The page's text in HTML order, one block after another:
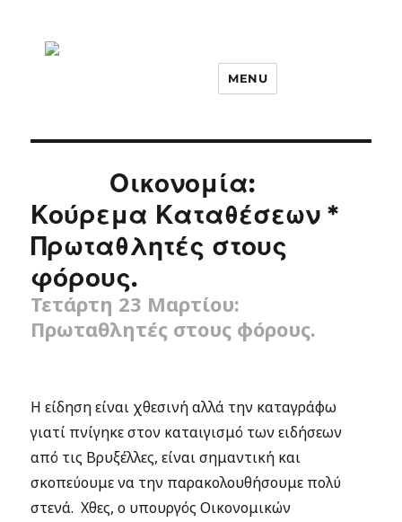
MENU
Οικονομία:
Κούρεμα Καταθέσεων *
Πρωταθλητές στους
φόρους.
Τετάρτη 23 Μαρτίου:
Πρωταθλητές στους φόρους.
Η είδηση είναι χθεσινή αλλά την καταγράφω
γιατί πνίγηκε στον καταιγισμό των ειδήσεων
από τις Βρυξέλλες, είναι σημαντική και
σκοπεύουμε να την παρακολουθήσουμε πολύ
στενά. Χθες, ο υπουργός Οικονομικών